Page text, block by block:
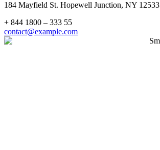
184 Mayfield St. Hopewell Junction, NY 12533
+ 844 1800 – 333 55
contact@example.com